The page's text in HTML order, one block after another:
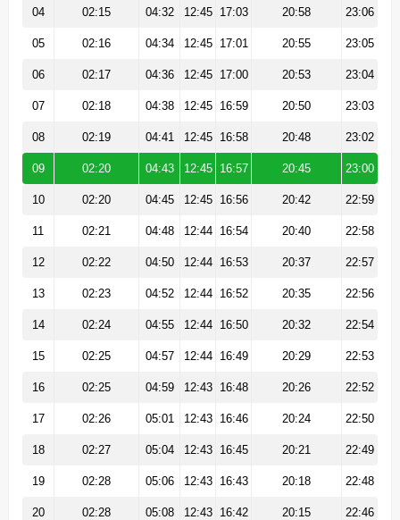
04 02:15 04:32 12:45 17:03 20:58 23:06
05 02:16 04:34 12:45 17:01 20:55 23:05
06 02:17 04:36 12:45 17:00 20:53 23:04
07 02:18 04:38 12:45 16:59 20:50 23:03
08 02:19 04:41 12:45 16:58 20:48 23:02
09 02:20 04:43 12:45 16:57 20:45 23:00
10 02:20 04:45 12:45 16:56 20:42 22:59
11 02:21 04:48 12:44 16:54 20:40 22:58
12 02:22 04:50 12:44 16:53 20:37 22:57
13 02:23 04:52 12:44 16:52 20:35 22:56
14 02:24 04:55 12:44 16:50 20:32 22:54
15 02:25 04:57 12:44 16:49 20:29 22:53
16 02:25 04:59 12:43 16:48 20:26 22:52
17 02:26 05:01 12:43 16:46 20:24 22:50
18 02:27 05:04 12:43 16:45 20:21 22:49
19 02:28 05:06 12:43 16:43 20:18 22:48
20 02:28 05:08 12:43 16:42 20:15 22:46